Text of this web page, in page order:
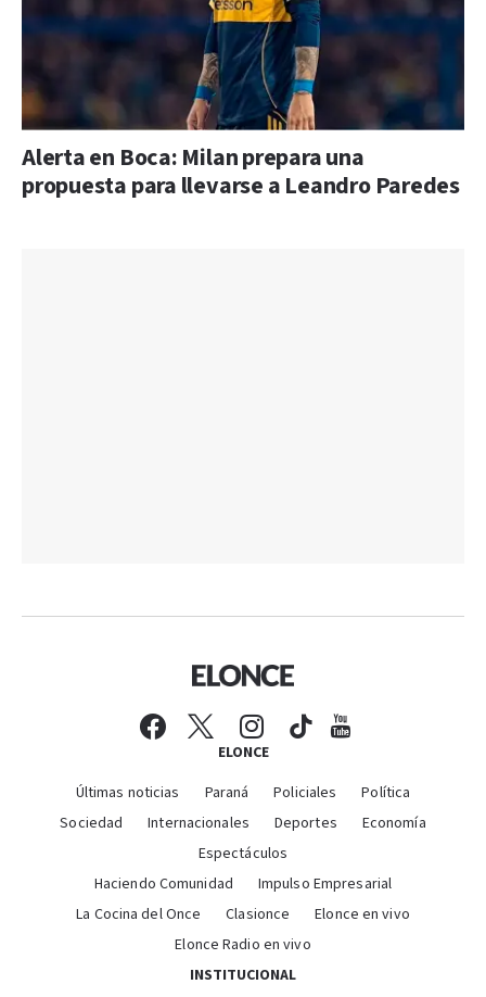
Alerta en Boca: Milan prepara una
propuesta para llevarse a Leandro Paredes
ELONCE
Últimas noticias Paraná Policiales
Política
Sociedad
Internacionales Deportes
Economía
Espectáculos
Haciendo Comunidad
Impulso Empresarial
La Cocina del Once
Clasionce
Elonce en vivo
Elonce Radio en vivo
INSTITUCIONAL